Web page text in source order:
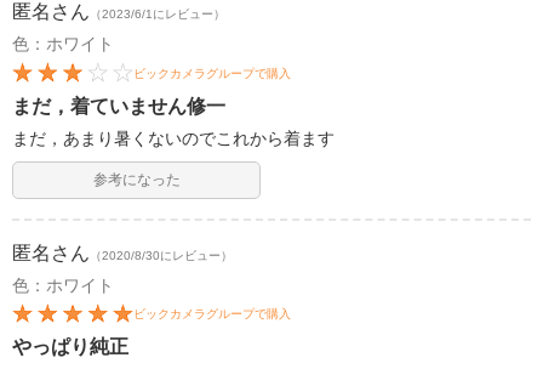
匿名 さん （2023/6/1にレビュー）
色：ホワイト
ビックカメラグループで購入
まだ，着ていません修一
まだ，あまり暑くないのでこれから着ます
参考になった
匿名 さん （2020/8/30にレビュー）
色：ホワイト
ビックカメラグループで購入
やっぱり純正